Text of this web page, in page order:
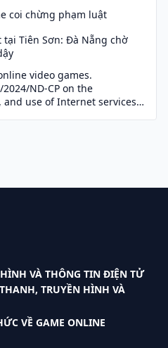
coi chừng phạm luật
tại Tiên Sơn: Đà Nẵng chờ
video games.
ND-CP on the
use of Internet services
VÀ THÔNG TIN ĐIỆN TỬ
TRUYỀN HÌNH VÀ
VỀ GAME ONLINE